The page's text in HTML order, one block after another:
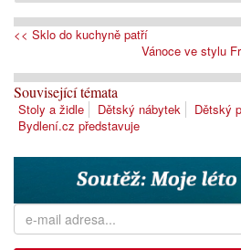
<< Sklo do kuchyně patří
Vánoce ve stylu
Související témata
Stoly a židle Dětský nábytek Dětský
Bydlení.cz představuje